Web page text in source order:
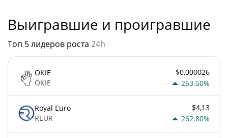
Выигравшие и проигравшие
Топ 5 лидеров роста 24h
OKIE
OKIE
$0,000026
263.50%
Royal Euro
REUR
$4,13
262.80%